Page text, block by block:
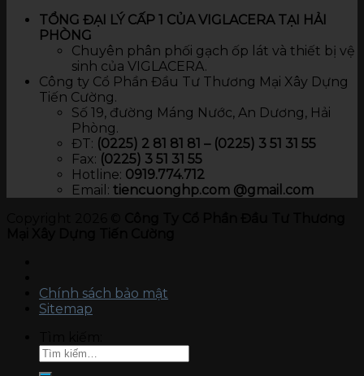
TỔNG ĐẠI LÝ CẤP 1 CỦA VIGLACERA TẠI HẢI
PHÒNG
Chuyên phân phối gạch ốp lát và thiết bị vệ
sinh của VIGLACERA.
Công ty Cổ Phần Đầu Tư Thương Mại Xây Dựng
Tiến Cường.
Số 19, đường Máng Nước, An Dương, Hải
Phòng.
ĐT: (0225) 2 81 81 81 – (0225) 3 51 31 55
Fax: (0225) 3 51 31 55
Hotline: 0919.774.712​
Email: tiencuonghp.com @gmail.com
Chính sách bảo mật
Sitemap